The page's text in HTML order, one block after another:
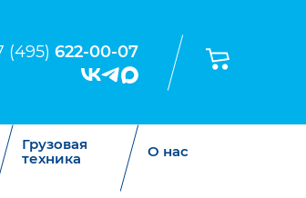
(495) 622-00-07
Грузовая
техника
О нас